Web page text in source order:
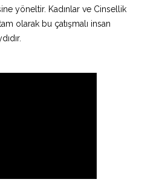
yöneltir. Kadınlar ve Cinsellik
olarak bu çatışmalı insan